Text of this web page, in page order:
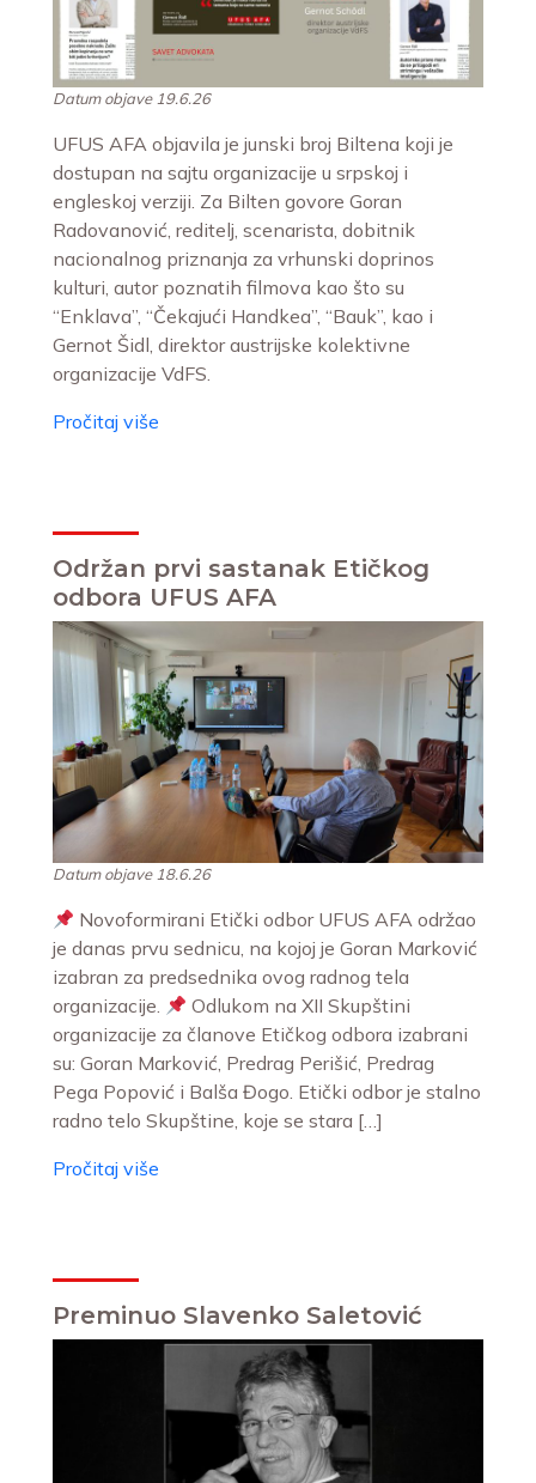
Datum objave 19.6.26
UFUS AFA objavila je junski broj Biltena koji je
dostupan na sajtu organizacije u srpskoj i
engleskoj verziji. Za Bilten govore Goran
Radovanović, reditelj, scenarista, dobitnik
nacionalnog priznanja za vrhunski doprinos
kulturi, autor poznatih filmova kao što su
“Enklava”, “Čekajući Handkea”, “Bauk”, kao i
Gernot Šidl, direktor austrijske kolektivne
organizacije VdFS.
Pročitaj više
Održan prvi sastanak Etičkog
odbora UFUS AFA
Datum objave 18.6.26
Novoformirani Etički odbor UFUS AFA održao
je danas prvu sednicu, na kojoj je Goran Marković
izabran za predsednika ovog radnog tela
organizacije.
Odlukom na XII Skupštini
organizacije za članove Etičkog odbora izabrani
su: Goran Marković, Predrag Perišić, Predrag
Pega Popović i Balša Đogo. Etički odbor je stalno
radno telo Skupštine, koje se stara […]
Pročitaj više
Preminuo Slavenko Saletović